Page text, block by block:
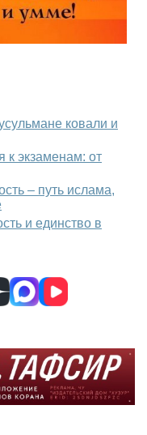
ковали и
к экзаменам: от
– путь ислама,
и единство в